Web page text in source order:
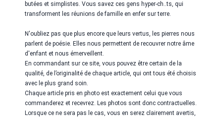
butées et simplistes. Vous savez ces gens hyper-ch..ts, qui
transforment les réunions de famille en enfer sur terre.
N'oubliez pas que plus encore que leurs vertus, les pierres nous
parlent de poésie. Elles nous permettent de recouvrer notre âme
d'enfant et nous émerveillent.
En commandant sur ce site, vous pouvez être certain de la
qualité, de l’originalité de chaque article, qui ont tous été choisis
avec le plus grand soin.
Chaque article pris en photo est exactement celui que vous
commanderez et recevrez. Les photos sont donc contractuelles.
Lorsque ce ne sera pas le cas, vous en serez clairement avertis,